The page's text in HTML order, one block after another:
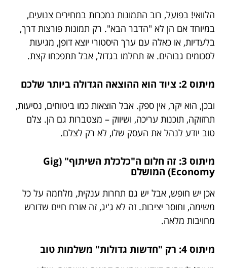
הלוואי! בפועל, רוב התמונות נמכרות במחירים צנועים,
במיוחד אם הן לא "הדבר הבא". רק תמונות פורצות דרך,
בלעדיות, או כאלה עם ערך היסטורי יוצא דופן, מגיעות
לסכומים גבוהים. אז תחלמו בגדול, אבל תתפכחו קצת.
מיתוס 2: ציוד הוא ההוצאה הגדולה ביותר שלכם
ובכן, הוא יקר, אין ספק. אבל הוצאות כמו ביטוחים, נסיעות,
תחזוקה, תוכנות עריכה, ושיווק – מצטברות גם הן. צלם
טוב יודע לנהל את העסק שלו, לא רק לצלם.
מיתוס 3: זה חלום ה"כלכלת השיתוף" (Gig
Economy) המושלם
אכן יש חופש, אבל יש גם תחרות ענקית, מלחמה על כל
משימה, וחוסר יציבות. זה לא ג'יג, זה אורח חיים שדורש
מחויבות מלאה.
מיתוס 4: רק "חדשות גדולות" משלמות טוב